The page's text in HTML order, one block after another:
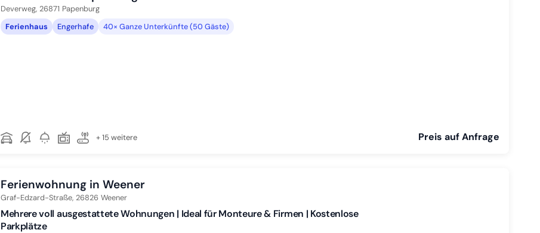
Deverweg, 26871 Papenburg
Ferienhaus
Engerhafe 40× Ganze Unterkünfte (50 Gäste)
+ 15 weitere Preis auf Anfrage
Ferienwohnung in Weener
Graf-Edzard-Straße, 26826 Weener
Mehrere voll ausgestattete Wohnungen | Ideal für Monteure & Firmen | Kostenlose
Parkplätze